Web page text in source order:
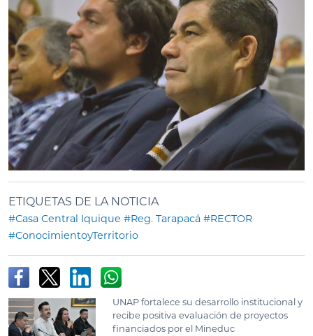
ETIQUETAS DE LA NOTICIA
#Casa Central Iquique #Reg. Tarapacá #RECTOR
#ConocimientoyTerritorio
UNAP fortalece su desarrollo institucional y
recibe positiva evaluación de proyectos
financiados por el Mineduc